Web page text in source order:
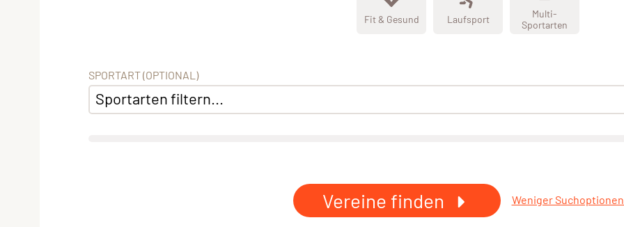
Fit & Gesund Laufsport
Multi-
Sportarten
SPORTART (OPTIONAL)
Sportarten filtern...
Vereine finden Weniger